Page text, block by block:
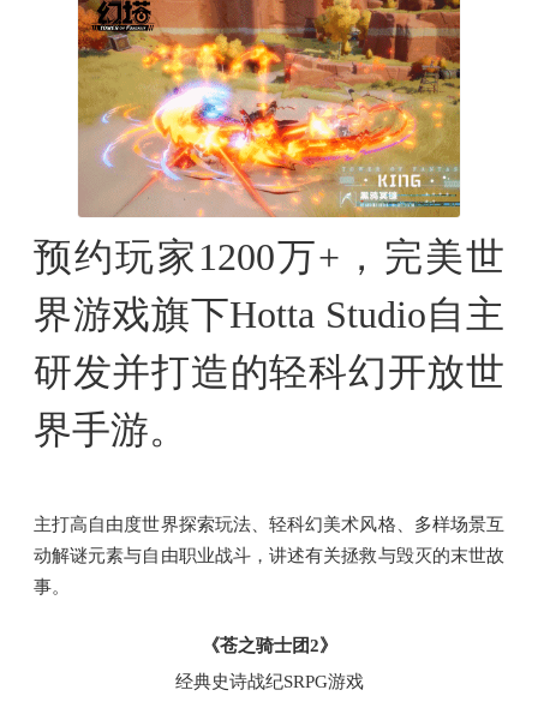
预约玩家1200万+，完美世
界游戏旗下Hotta Studio自主
研发并打造的轻科幻开放世
界手游。
主打高自由度世界探索玩法、轻科幻美术风格、多样场景互
动解谜元素与自由职业战斗，讲述有关拯救与毁灭的末世故
事。
《苍之骑士团2》
经典史诗战纪SRPG游戏